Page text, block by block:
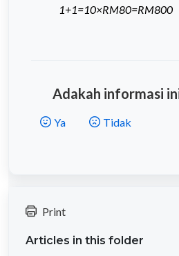
1+1=10×RM80=RM800
Adakah informasi
Tidak
Ya
Print
Articles in this folder